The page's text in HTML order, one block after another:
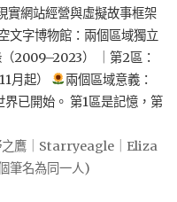
實網站經營與虛擬故事框架
文字博物館：兩個區域獨立
2009–2023） ｜第2區：
月起）
兩個區域意義：
已開始。 第1區是記憶，第
鷹｜Starryeagle｜Eliza
筆名為同一人)